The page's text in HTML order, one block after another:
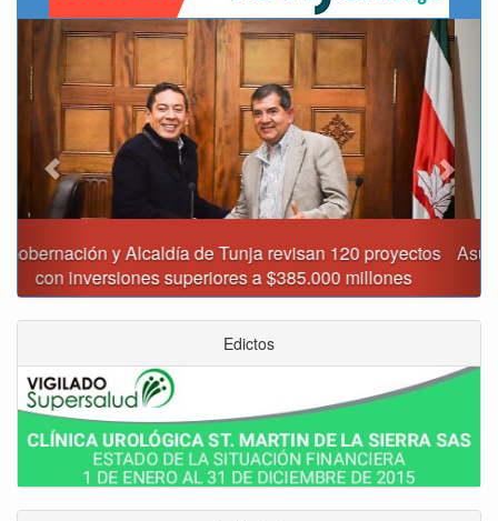
Asumió funciones nuevo secretario de Medio Ambiente de
Tunja
Previous Next
Edictos